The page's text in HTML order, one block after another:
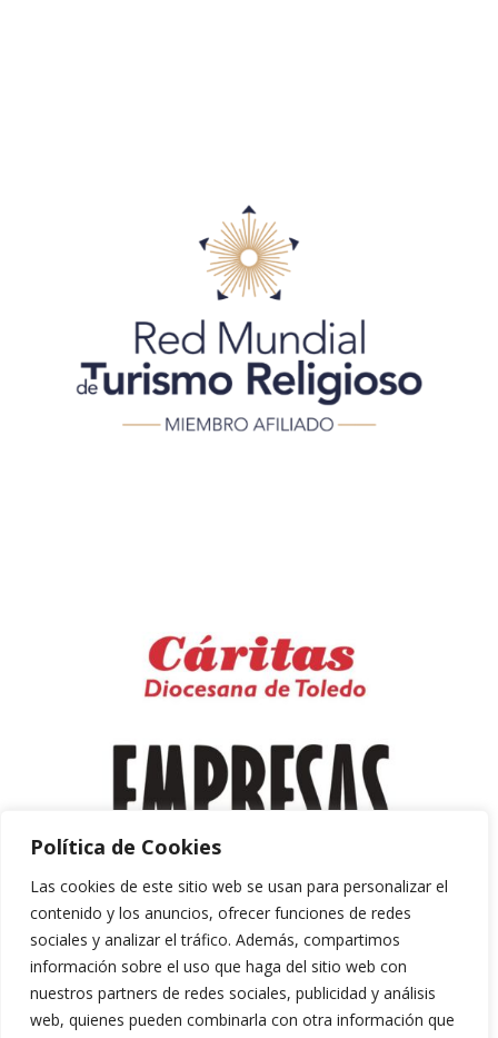
Política de Cookies
Las cookies de este sitio web se usan para personalizar el
contenido y los anuncios, ofrecer funciones de redes
sociales y analizar el tráfico. Además, compartimos
información sobre el uso que haga del sitio web con
nuestros partners de redes sociales, publicidad y análisis
web, quienes pueden combinarla con otra información que